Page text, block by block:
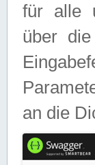
für alle
über
an die